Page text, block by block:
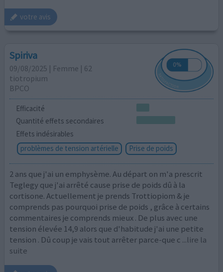
votre avis
Spiriva
09/08/2025 | Femme | 62
tiotropium
BPCO
Efficacité
Quantité effets secondaires
Effets indésirables
problèmes de tension artérielle
Prise de poids
2 ans que j'ai un emphysème. Au départ on m'a prescrit
Teglegy que j'ai arrêté cause prise de poids dû à la
cortisone. Actuellement je prends Trottiopiom & je
comprends pas pourquoi prise de poids , grâce à certains
commentaires je comprends mieux . De plus avec une
tension élevée 14,9 alors que d'habitude j'ai une petite
tension . Dû coup je vais tout arrêter parce-que c ...lire la
suite